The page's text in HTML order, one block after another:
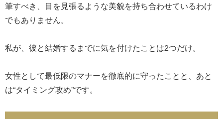
筆すべき、目を見張るような美貌を持ち合わせているわけ
でもありません。
私が、彼と結婚するまでに気を付けたことは2つだけ。
女性として最低限のマナーを徹底的に守ったことと、あと
は“タイミング攻め”です。